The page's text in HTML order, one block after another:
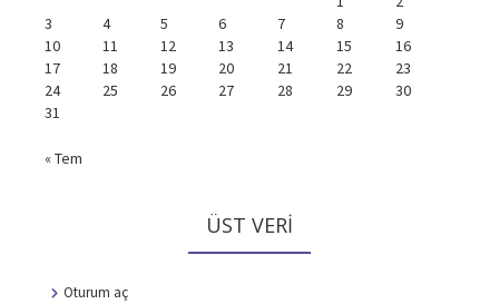
3
4 5 6 7 8
9
10
11 12 13 14 15
16
17
18 19 20 21 22
23
24
25 26 27 28 29
30
31
« Tem
ÜST VERI
Oturum aç